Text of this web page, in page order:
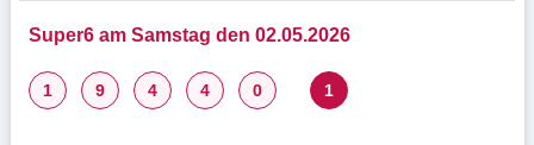
Super6 am Samstag den 02.05.2026
1 9 4 4 0 1